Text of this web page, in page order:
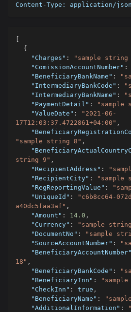
Content-Type: application/json
{
"Charges" : "sample string
"ComissionAccountNumber" :
"BeneficiaryBankName" :
"IntermediaryBankCode" :
"IntermediaryBankName" :
"PaymentDetail" : "sample
"ValueDate" :
"2021-06-
17T12:03:37.4722861+04:00" ,
"sample string 8" ,
string 9" ,
"RecipientAddress" :
"RecipientCity" : "sample
"RegReportingValue" :
"UniqueId" :
"c6b8cc64-
a40dc5faa3af" ,
"Amount" : 14.0 ,
"Currency" : "sample
"DocumentNo" : "sample
"SourceAccountNumber" :
"BeneficiaryAccountNumber"
18" ,
"BeneficiaryBankCode" :
"BeneficiaryInn" :
"CheckInn" : true ,
"BeneficiaryName" :
"AdditionalInformation" :